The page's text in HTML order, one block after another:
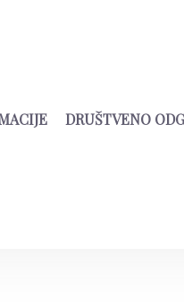
DRUŠTVENO